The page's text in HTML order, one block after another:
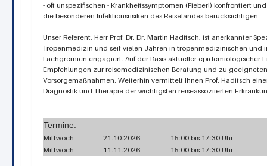
- oft unspezifischen - Krankheitssymptomen (Fieber!) konfrontiert
die besonderen Infektionsrisiken des Reiselandes berücksichtigen.
Unser Referent, Herr Prof. Dr. Dr. Martin Haditsch, ist anerkannter
Tropenmedizin und seit vielen Jahren in tropenmedizinischen und
Fachgremien engagiert. Auf der Basis aktueller epidemiologischer
Empfehlungen zur reisemedizinischen Beratung und zu geeigneten
Vorsorgemaßnahmen. Weiterhin vermittelt Ihnen Prof. Haditsch
Diagnostik und Therapie der wichtigsten reiseassoziierten
Termine:
Mittwoch 21.10.2026
15:00 bis 17:30 Uhr
Mittwoch
11.11.2026 15:00 bis 17:30 Uhr